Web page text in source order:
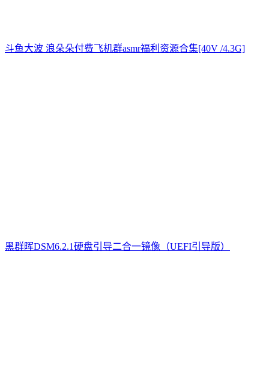
斗鱼大波 浪朵朵付费飞机群asmr福利资源合集[40V /4.3G]
黑群晖DSM6.2.1硬盘引导二合一镜像（UEFI引导版）